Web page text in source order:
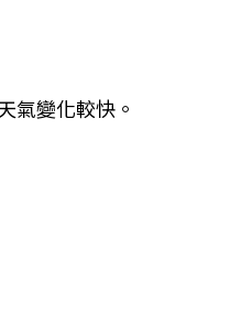
氣變化較快。